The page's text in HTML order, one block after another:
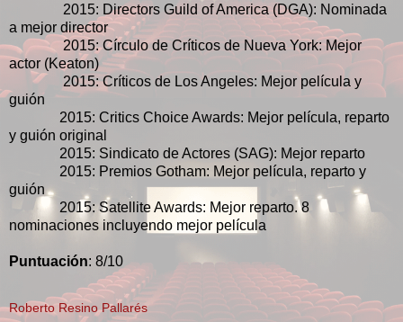
2015: Directors Guild of America (DGA): Nominada
a mejor director
2015: Círculo de Críticos de Nueva York: Mejor
actor (Keaton)
2015: Críticos de Los Angeles: Mejor película y
guión
2015: Critics Choice Awards: Mejor película, reparto
y guión original
2015: Sindicato de Actores (SAG): Mejor reparto
2015: Premios Gotham: Mejor película, reparto y
guión
2015: Satellite Awards: Mejor reparto. 8
nominaciones incluyendo mejor película
Puntuación: 8/10
Roberto Resino Pallarés